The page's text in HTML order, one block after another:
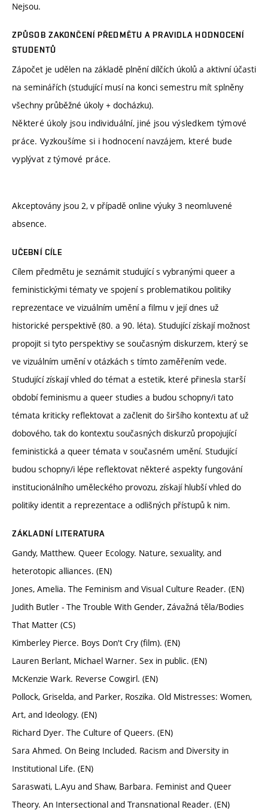
Nejsou.
ZPŮSOB ZAKONČENÍ PŘEDMĚTU A PRAVIDLA HODNOCENÍ
STUDENTŮ
Zápočet je udělen na základě plnění dílčích úkolů a aktivní účasti
na seminářích (studující musí na konci semestru mít splněny
všechny průběžné úkoly + docházku).
Některé úkoly jsou individuální, jiné jsou výsledkem týmové
práce. Vyzkoušíme si i hodnocení navzájem, které bude
vyplývat z týmové práce.
Akceptovány jsou 2, v případě online výuky 3 neomluvené
absence.
UČEBNÍ CÍLE
Cílem předmětu je seznámit studující s vybranými queer a
feministickými tématy ve spojení s problematikou politiky
reprezentace ve vizuálním umění a filmu v její dnes už
historické perspektivě (80. a 90. léta). Studující získají možnost
propojit si tyto perspektivy se současným diskurzem, který se
ve vizuálním umění v otázkách s tímto zaměřením vede.
Studující získají vhled do témat a estetik, které přinesla starší
období feminismu a queer studies a budou schopny/i tato
témata kriticky reflektovat a začlenit do širšího kontextu ať už
dobového, tak do kontextu současných diskurzů propojující
feministická a queer témata v současném umění. Studující
budou schopny/i lépe reflektovat některé aspekty fungování
institucionálního uměleckého provozu, získají hlubší vhled do
politiky identit a reprezentace a odlišných přístupů k nim.
ZÁKLADNÍ LITERATURA
Gandy, Matthew. Queer Ecology. Nature, sexuality, and
heterotopic alliances. (EN)
Jones, Amelia. The Feminism and Visual Culture Reader. (EN)
Judith Butler - The Trouble With Gender, Závažná těla/Bodies
That Matter (CS)
Kimberley Pierce. Boys Don't Cry (film). (EN)
Lauren Berlant, Michael Warner. Sex in public. (EN)
McKenzie Wark. Reverse Cowgirl. (EN)
Pollock, Griselda, and Parker, Roszika. Old Mistresses: Women,
Art, and Ideology. (EN)
Richard Dyer. The Culture of Queers. (EN)
Sara Ahmed. On Being Included. Racism and Diversity in
Institutional Life. (EN)
Saraswati, L.Ayu and Shaw, Barbara. Feminist and Queer
Theory. An Intersectional and Transnational Reader. (EN)